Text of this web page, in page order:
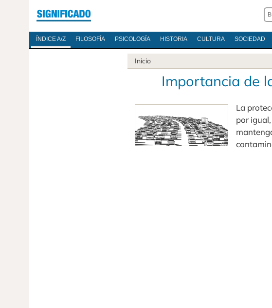
ÍNDICE A/Z FILOSOFÍA PSICOLOGÍA HISTORIA CULTURA SOCIEDAD
Inicio
Importancia de
La
por